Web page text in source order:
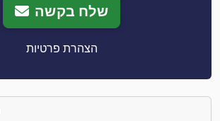
שלח בקשה
הצהרת פרטיות